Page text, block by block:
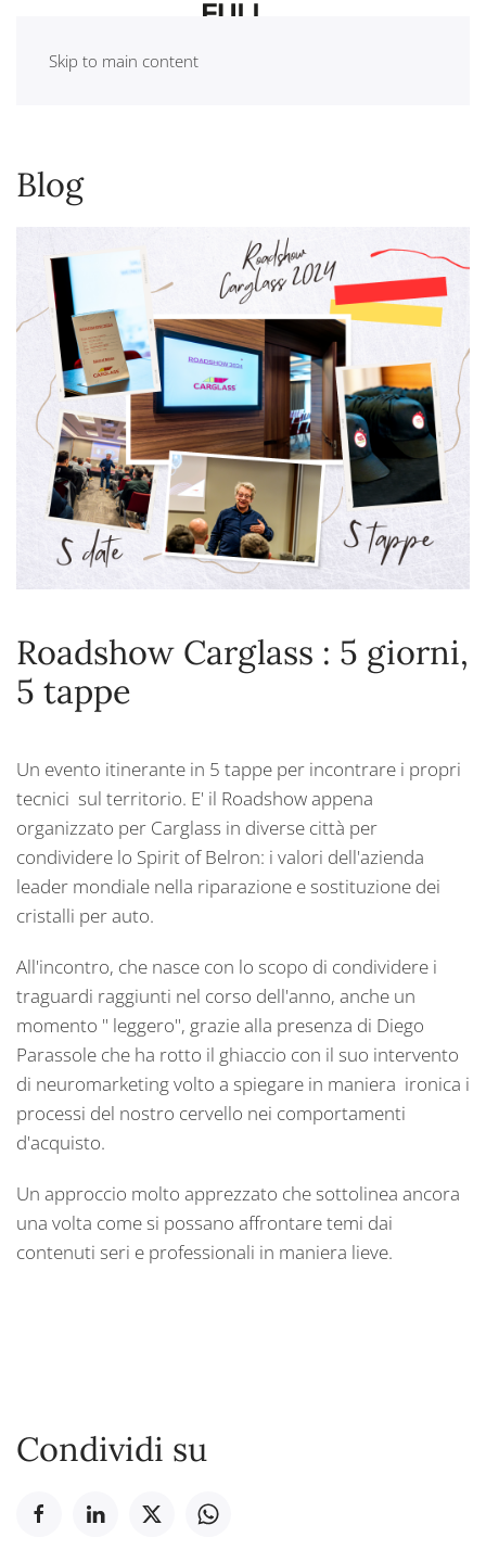
Skip to main content
Blog
Roadshow Carglass : 5 giorni,
5 tappe
Un evento itinerante in 5 tappe per incontrare i propri
tecnici sul territorio. E' il Roadshow appena
organizzato per Carglass in diverse città per
condividere lo Spirit of Belron: i valori dell'azienda
leader mondiale nella riparazione e sostituzione dei
cristalli per auto.
All'incontro, che nasce con lo scopo di condividere i
traguardi raggiunti nel corso dell'anno, anche un
momento " leggero", grazie alla presenza di Diego
Parassole che ha rotto il ghiaccio con il suo intervento
di neuromarketing volto a spiegare in maniera ironica i
processi del nostro cervello nei comportamenti
d'acquisto.
Un approccio molto apprezzato che sottolinea ancora
una volta come si possano affrontare temi dai
contenuti seri e professionali in maniera lieve.
Condividi su